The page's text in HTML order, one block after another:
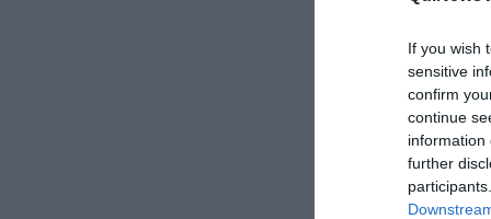
If you wish
sensitive
confirm
continue
information
further